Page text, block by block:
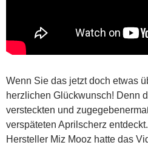
Wenn Sie das jetzt doch etwas
herzlichen Glückwunsch! Denn
versteckten und
verspäteten Aprilscherz
Hersteller Miz Mooz hatte das